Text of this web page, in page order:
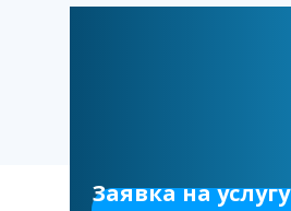
Заявка на услугу